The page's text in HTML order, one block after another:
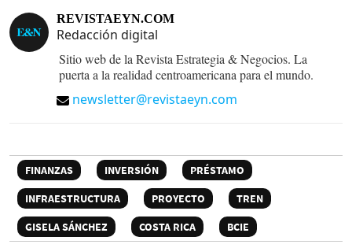
REVISTAEYN.COM
Redacción digital
Sitio web de la Revista Estrategia & Negocios. La
puerta a la realidad centroamericana para el mundo.
newsletter@revistaeyn.com
FINANZAS INVERSIÓN
PRÉSTAMO
INFRAESTRUCTURA
PROYECTO
TREN
GISELA SÁNCHEZ
COSTA RICA BCIE